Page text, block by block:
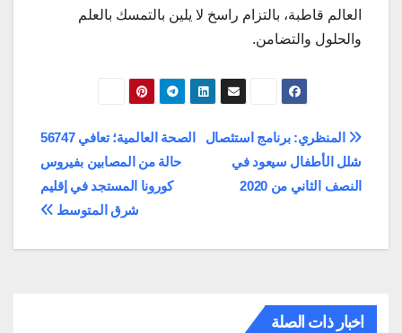
العالم قاطبة، بالتزام راسخ لا يلين بالتمسك بالعلم
والحلول والتضامن.
تصفّح
المقالات
الصحة العالمية؛ تعافي 56747
حالة من المصابين بفيروس
كورونا المستجد في إقليم
شرق المتوسط
المنظري: برنامج استئصال
شلل الأطفال سيعود في
النصف الثاني من 2020
اخبار ذات الصلة